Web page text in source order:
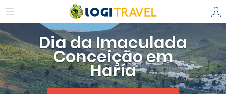
Dia da Imaculada
Conceição em
Haría